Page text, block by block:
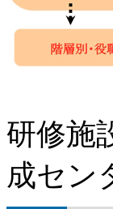
研修施
成セン